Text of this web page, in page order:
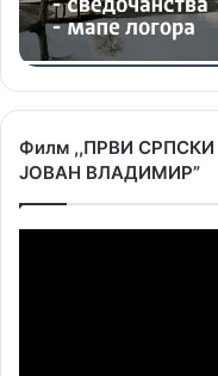
Филм ,,ПРВИ
ЈОВАН ВЛАДИМИР”